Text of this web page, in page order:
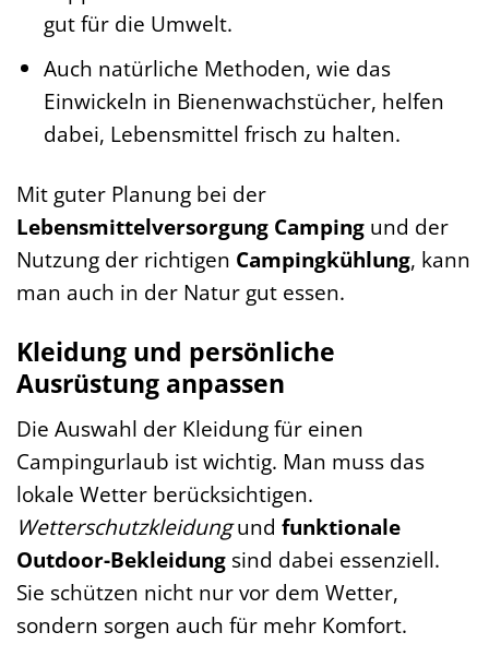
gut für die Umwelt.
Auch natürliche Methoden, wie das
Einwickeln in Bienenwachstücher, helfen
dabei, Lebensmittel frisch zu halten.
Mit guter Planung bei der
Lebensmittelversorgung Camping und der
Nutzung der richtigen Campingkühlung, kann
man auch in der Natur gut essen.
Kleidung und persönliche
Ausrüstung anpassen
Die Auswahl der Kleidung für einen
Campingurlaub ist wichtig. Man muss das
lokale Wetter berücksichtigen.
Wetterschutzkleidungund funktionale
Outdoor-Bekleidung sind dabei essenziell.
Sie schützen nicht nur vor dem Wetter,
sondern sorgen auch für mehr Komfort.